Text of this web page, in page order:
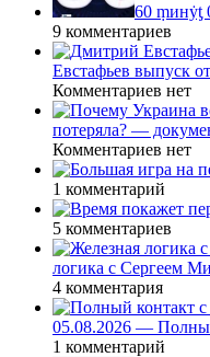
60 ṃинẏƫ
9 комментариев
Евстафьев выпуск
Комментариев нет
потеряла? —
Комментариев нет
1 комментарий
5 комментариев
логика с Сергеем
4 комментария
05.08.2026 —
1 комментарий